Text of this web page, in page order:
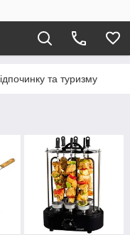
та туризму